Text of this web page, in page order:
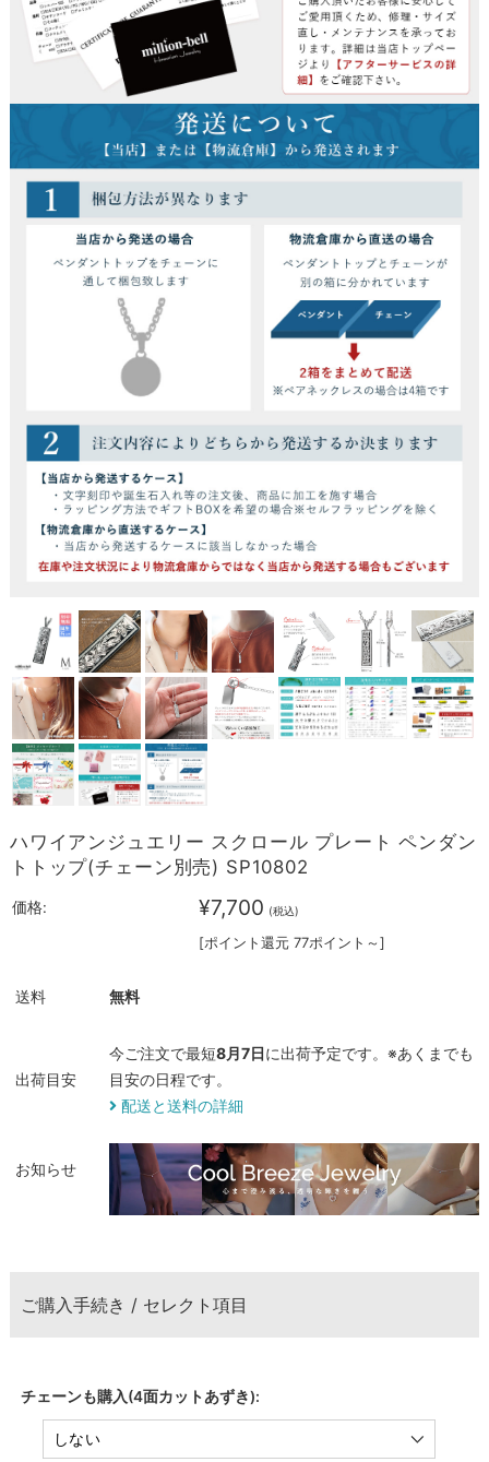
ハワイアンジュエリー スクロール プレート ペンダン
トトップ(チェーン別売) SP10802
価格: ¥7,700 (税込)
[ポイント還元 77ポイント～]
送料 無料
出荷目安
今ご注文で最短8月7日に出荷予定です。※あくまでも
目安の日程です。
配送と送料の詳細
お知らせ
ご購入手続き / セレクト項目
チェーンも購入(4面カットあずき):